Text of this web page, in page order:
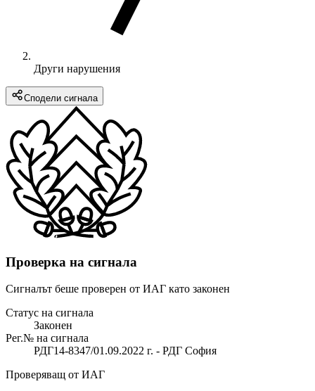
Други нарушения
Сподели сигнала
Проверка на сигнала
Сигналът беше проверен от ИАГ като законен
Статус на сигнала
Законен
Рег.№ на сигнала
РДГ14-8347/01.09.2022 г. - РДГ София
Проверяващ от ИАГ